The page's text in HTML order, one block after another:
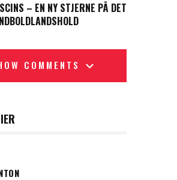
– EN NY STJERNE PÅ DET
COMMENTS